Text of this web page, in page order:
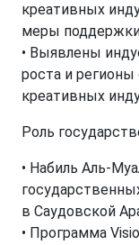
креативных
меры
• Выявлены
роста и
креативных
Роль
• Набиль Аль-
в Саудовской
• Программа